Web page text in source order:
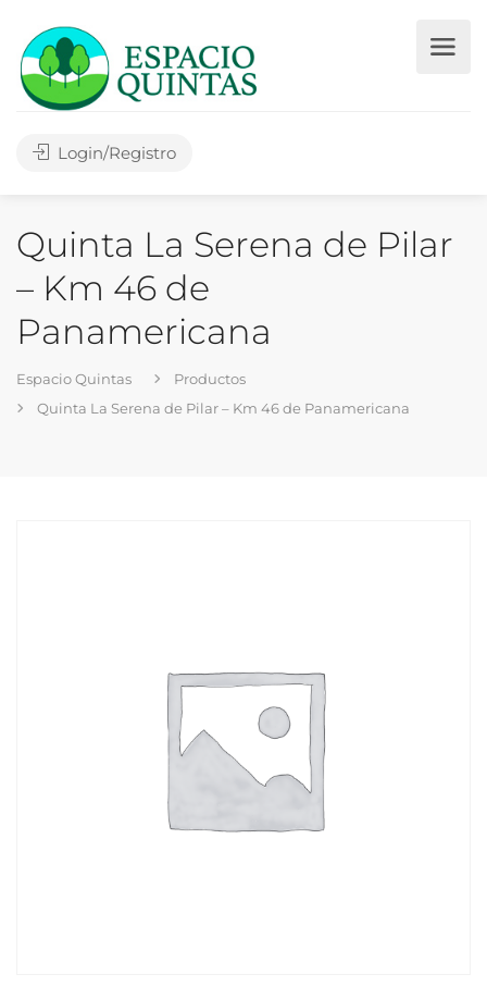
Login/Registro
Quinta La Serena de Pilar
– Km 46 de
Panamericana
Espacio Quintas
Productos
Quinta La Serena de Pilar – Km 46 de Panamericana